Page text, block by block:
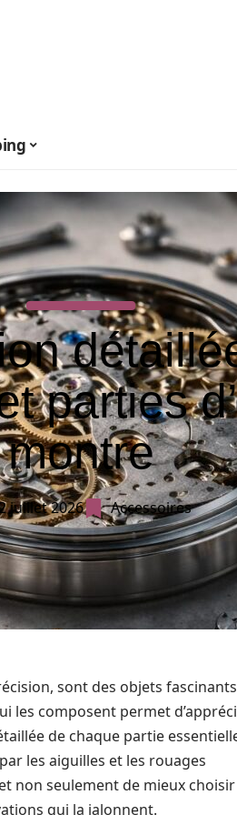
parties
montre
juillet 2026 Accessoires
sont des objets
les composent permet
de chaque partie
les aiguilles et les rouages
non seulement de mieux
qui la jalonnent.